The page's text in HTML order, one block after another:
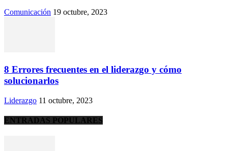
Comunicación 19 octubre, 2023
8 Errores frecuentes en el liderazgo y cómo
solucionarlos
Liderazgo 11 octubre, 2023
ENTRADAS POPULARES